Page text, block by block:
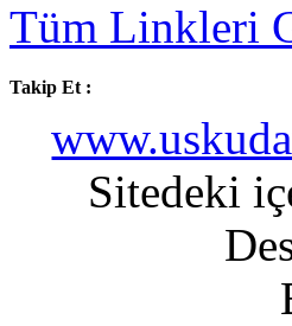
Tüm Linkleri
Takip Et :
Sitedeki